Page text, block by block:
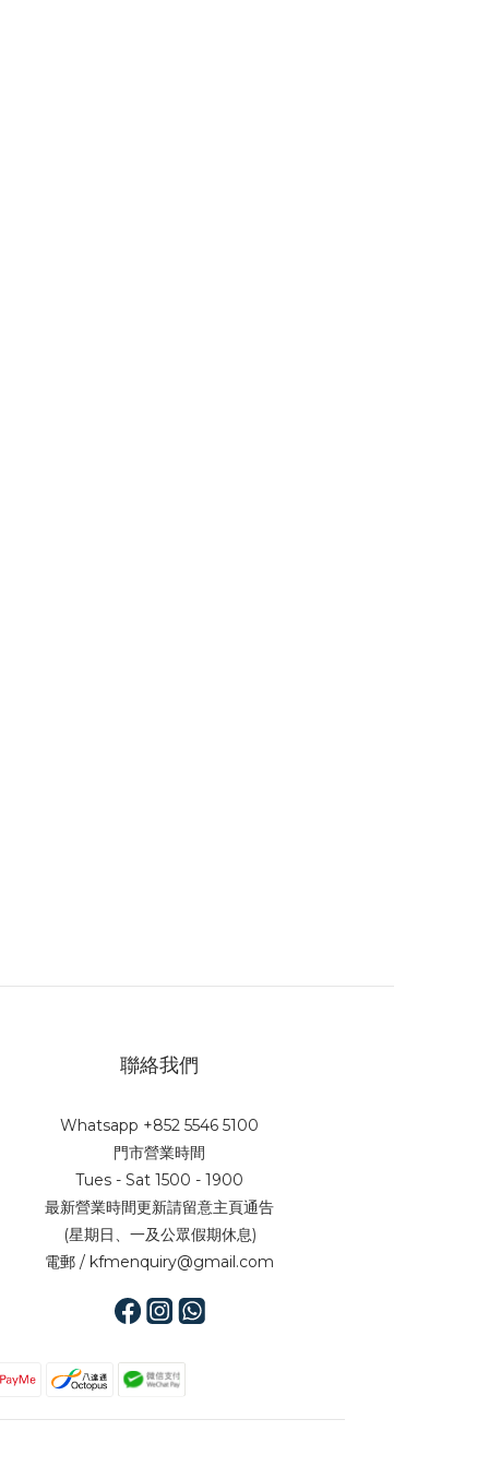
聯絡我們
Whatsapp +852 5546 5100
門市營業時間
Tues - Sat 1500 - 1900
最新營業時間更新請留意主頁通告
(星期日、一及公眾假期休息)
電郵 / kfmenquiry@gmail.com